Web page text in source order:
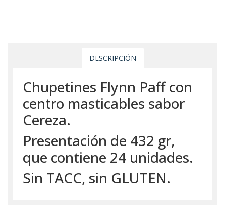
DESCRIPCIÓN
Chupetines Flynn Paff con
centro masticables sabor
Cereza.
Presentación de 432 gr,
que contiene 24 unidades.
Sin TACC, sin GLUTEN.